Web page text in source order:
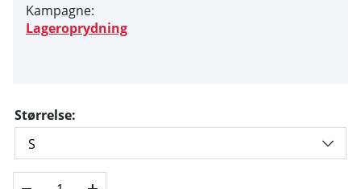
Kampagne:
Lageroprydning
Størrelse: